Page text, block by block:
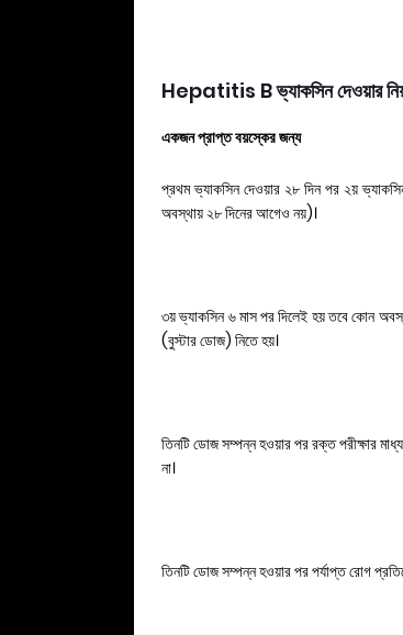
Hepatitis B ভ্যাকসিন দেওয়ার
একজন প্রাপ্ত বয়স্কের জন্য
প্রথম ভ্যাকসিন দেওয়ার ২৮ দিন পর ২য়
অবস্থায় ২৮ দিনের আগেও নয়)।
৩য় ভ্যাকসিন ৬ মাস পর দিলেই হয় তবে কোন
(বুস্টার ডোজ) নিতে হয়।
তিনটি ডোজ সম্পন্ন হওয়ার পর রক্ত পরীক্ষার
না।
তিনটি ডোজ সম্পন্ন হওয়ার পর পর্যাপ্ত রোগ